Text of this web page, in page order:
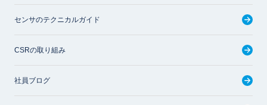
センサのテクニカルガイド
CSRの取り組み
社員ブログ